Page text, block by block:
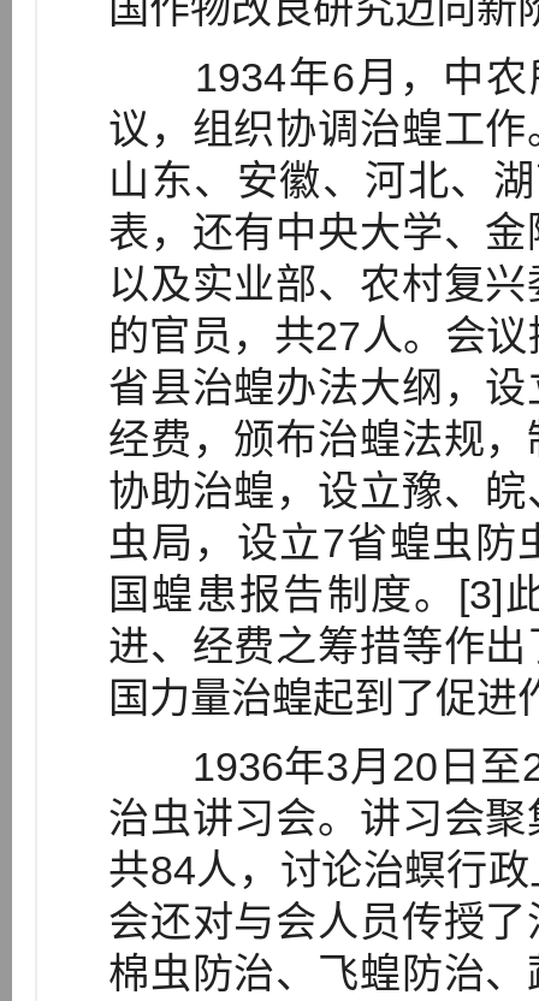
1934年6月，中农
议，组织协调治蝗工
山东、安徽、河北、
表，还有中央大学、
以及实业部、农村复
的官员，共27人。会
省县治蝗办法大纲，
经费，颁布治蝗法规
协助治蝗，设立豫、
虫局，设立7省蝗虫防
国蝗患报告制度。[3]
进、经费之筹措等作
国力量治蝗起到了促进
1936年3月20日至
治虫讲习会。讲习会
共84人，讨论治螟行
会还对与会人员传授
棉虫防治、飞蝗防治